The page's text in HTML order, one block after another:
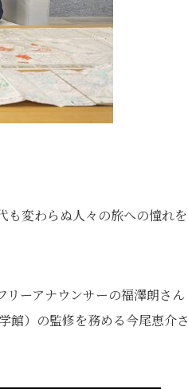
も変わらぬ人々の旅への憧れを
ーアナウンサーの福澤朗さん
館）の監修を務める今尾恵介さ